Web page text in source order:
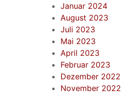
Januar 2024
August 2023
Juli 2023
Mai 2023
April 2023
Februar 2023
Dezember 2022
November 2022